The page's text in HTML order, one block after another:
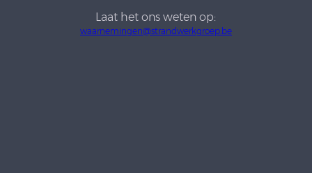
Laat het ons weten op:
waarnemingen@strandwerkgroep.be